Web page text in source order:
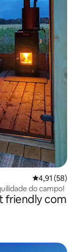
4,91 de uma
4,91 (58)
do campo!
friendly com